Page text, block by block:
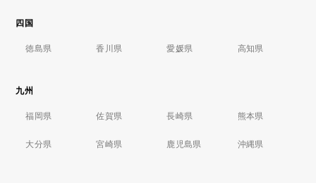
四国
徳島県 香川県 愛媛県 高知県
九州
福岡県 佐賀県 長崎県 熊本県
大分県 宮崎県 鹿児島県 沖縄県